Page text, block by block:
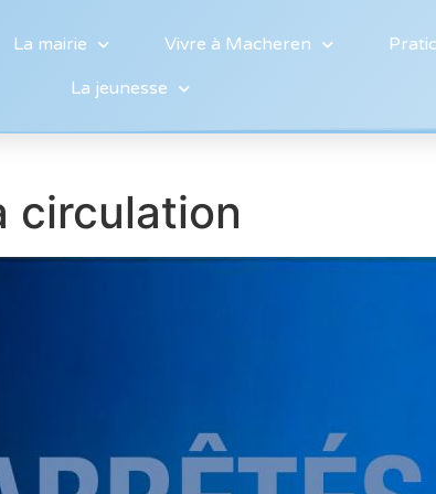
La mairie Vivre à Macheren
La jeunesse
circulation